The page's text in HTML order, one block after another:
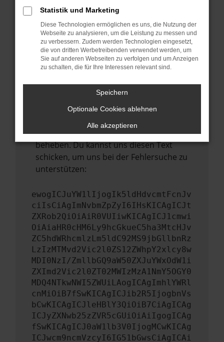
Stelle sicher, dass dein Browser und dein
Betriebssystem auf dem neuesten Stand
sind.
Veraltete Software birgt nicht nur ein
Sicherheitsrisiko, sondern kann auch dazu
führen, dass bestimmte Funktionen nicht
Wende dich an den Webseitenbetreiber.
Wenn du alle oben genannten Schritte
versucht hast, kontaktiere uns bitte. Wir
werden versuchen, das Problem zu
beheben. Du kannst uns diesen Text
schicken, um uns bei der Fehlersuche zu
unterstützen:
ewogICJuYW1lIjogIk5ldHdvcmtFcnJv
ciIsCiAgImNvbmZpZyI6IHsKICAgICJt
ZXRob2QiOiAiR0VUIiwKICAgICJ1cmwi
OiAiaHR0cHM6Ly9hcGkueC5ha3MtcHJv
ZC5hdWRhcmlzLm5ldC92MS9jbGllbnRz
LzIzMTMvd2Vic2l0ZS12ZWhpY2xlcy8w
MDI0NzI/ZmllbGQ9aW50ZXJuYWxOdW1i
ZXImd2Vic2l0ZT02MWIzMzA1NmY5OGY0
MDQ4NTkwNWI5ZWUiLAogICAgImhlYWRl
cnMiOiB7fSwKICAgICJib2R5IjogbnVs
bCwKICAgICJleHBlY3QiOiB7CiAgICAg
ICJyZXNwb25zZVR5cGUiOiAiIgogICAg
fSwKICAgICJ0aW1lb3V0IjogMCwKICAg
ICJwcm9ncmVzcyI6IG51bGwsCiAgICAi
Statistik und Marketing
Diese Technologien ermöglichen es uns, die Nutzung der
Webseite zu analysieren, um die Leistung zu messen und
zu verbessern. Zudem werden Technologien eingesetzt,
die von dritten Werbetreibenden verwendet werden, um
Sie auf anderen Webseiten zu verfolgen und um Anzeigen
zu schalten, die für Ihre Interessen relevant sind.
Speichern
Optionale Cookies ablehnen
Alle akzeptieren